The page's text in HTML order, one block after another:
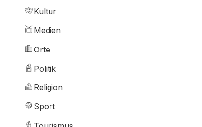
Kultur
Medien
Orte
Politik
Religion
Sport